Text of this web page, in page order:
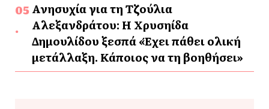
Ανησυχία για τη Τζούλια
Αλεξανδράτου: Η Χρυσηίδα
Δημουλίδου ξεσπά «Έχει πάθει ολική
μετάλλαξη. Κάποιος να τη βοηθήσει»